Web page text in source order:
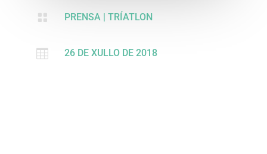
 PRENSA| TRÍATLON
 26 DE XULLO DE 2018